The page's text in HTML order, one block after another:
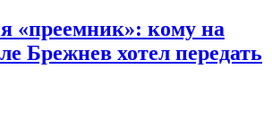
«преемник»: кому на
Брежнев хотел передать